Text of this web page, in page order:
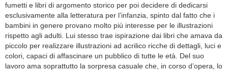
fumetti e libri di argomento storico per poi decidere di dedicarsi
esclusivamente alla letteratura per l’infanzia, spinto dal fatto che i
bambini in genere provano molto più interesse per le illustrazioni
rispetto agli adulti. Lui stesso trae ispirazione dai libri che amava da
piccolo per realizzare illustrazioni ad acrilico ricche di dettagli, luci e
colori, capaci di affascinare un pubblico di tutte le età. Del suo
lavoro ama soprattutto la sorpresa casuale che, in corso d’opera, lo